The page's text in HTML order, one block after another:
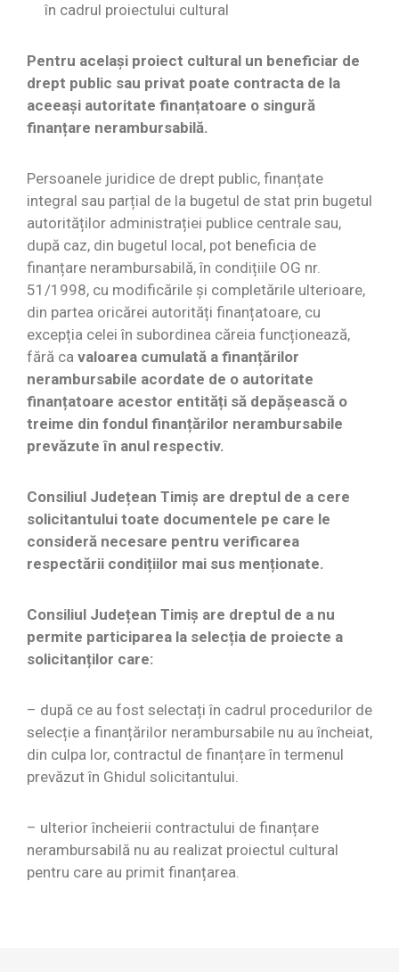
în cadrul proiectului cultural
Pentru același proiect cultural un beneficiar de
drept public sau privat poate contracta de la
aceeași autoritate finanțatoare o singură
finanțare nerambursabilă.
Persoanele juridice de drept public, finanțate
integral sau parțial de la bugetul de stat prin bugetul
autorităților administrației publice centrale sau,
după caz, din bugetul local, pot beneficia de
finanțare nerambursabilă, în condițiile OG nr.
51/1998, cu modificările și completările ulterioare,
din partea oricărei autorități finanțatoare, cu
excepția celei în subordinea căreia funcționează,
fără ca valoarea cumulată a finanțărilor
nerambursabile acordate de o autoritate
finanțatoare acestor entități să depășească o
treime din fondul finanțărilor nerambursabile
prevăzute în anul respectiv.
Consiliul Județean Timiș are dreptul de a cere
solicitantului toate documentele pe care le
consideră necesare pentru verificarea
respectării condițiilor mai sus menționate.
Consiliul Județean Timiș are dreptul de a nu
permite participarea la selecția de proiecte a
solicitanților care:
– după ce au fost selectați în cadrul procedurilor de
selecție a finanțărilor nerambursabile nu au încheiat,
din culpa lor, contractul de finanțare în termenul
prevăzut în Ghidul solicitantului.
– ulterior încheierii contractului de finanțare
nerambursabilă nu au realizat proiectul cultural
pentru care au primit finanțarea.